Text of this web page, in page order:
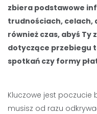
zbiera podstawowe
trudnościach, celach,
również czas, abyś Ty
dotyczące przebiegu
spotkań czy formy
Kluczowe jest poczucie
musisz od razu